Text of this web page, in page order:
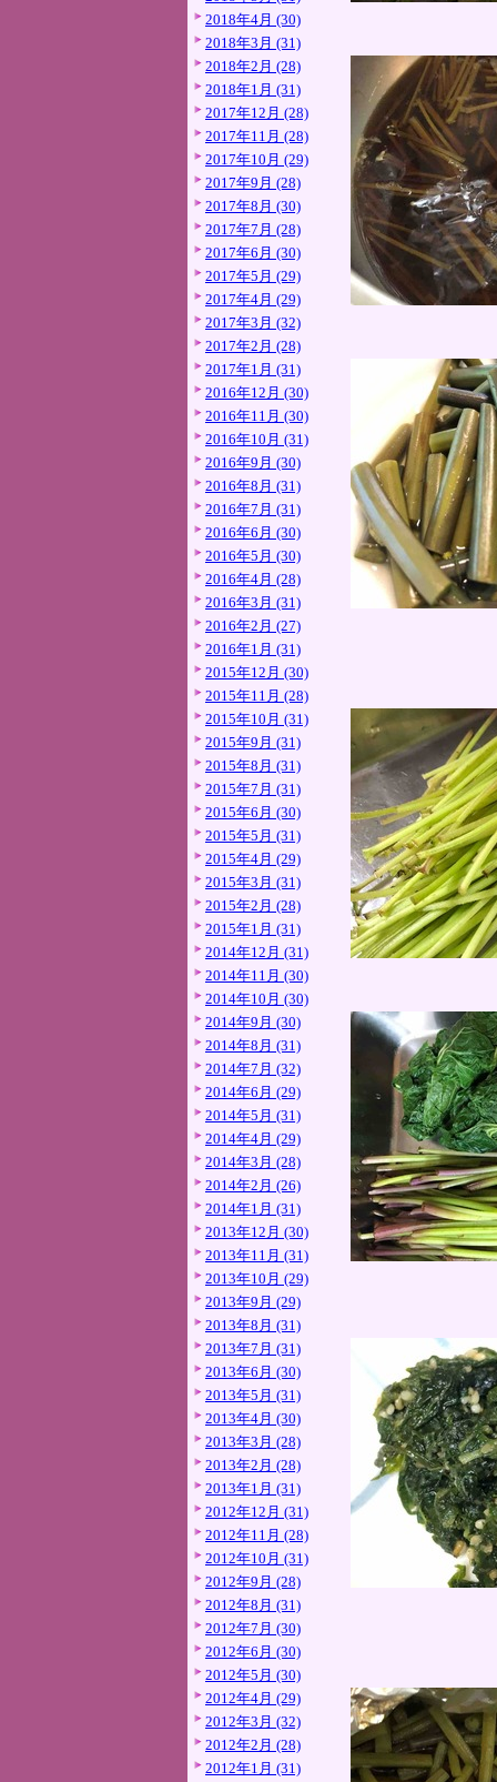
2018年4月 (30)
2018年3月 (31)
2018年2月 (28)
2018年1月 (31)
2017年12月 (28)
2017年11月 (28)
2017年10月 (29)
2017年9月 (28)
2017年8月 (30)
2017年7月 (28)
2017年6月 (30)
2017年5月 (29)
2017年4月 (29)
2017年3月 (32)
2017年2月 (28)
2017年1月 (31)
2016年12月 (30)
2016年11月 (30)
2016年10月 (31)
2016年9月 (30)
2016年8月 (31)
2016年7月 (31)
2016年6月 (30)
2016年5月 (30)
2016年4月 (28)
2016年3月 (31)
2016年2月 (27)
2016年1月 (31)
2015年12月 (30)
2015年11月 (28)
2015年10月 (31)
2015年9月 (31)
2015年8月 (31)
2015年7月 (31)
2015年6月 (30)
2015年5月 (31)
2015年4月 (29)
2015年3月 (31)
2015年2月 (28)
2015年1月 (31)
2014年12月 (31)
2014年11月 (30)
2014年10月 (30)
2014年9月 (30)
2014年8月 (31)
2014年7月 (32)
2014年6月 (29)
2014年5月 (31)
2014年4月 (29)
2014年3月 (28)
2014年2月 (26)
2014年1月 (31)
2013年12月 (30)
2013年11月 (31)
2013年10月 (29)
2013年9月 (29)
2013年8月 (31)
2013年7月 (31)
2013年6月 (30)
2013年5月 (31)
2013年4月 (30)
2013年3月 (28)
2013年2月 (28)
2013年1月 (31)
2012年12月 (31)
2012年11月 (28)
2012年10月 (31)
2012年9月 (28)
2012年8月 (31)
2012年7月 (30)
2012年6月 (30)
2012年5月 (30)
2012年4月 (29)
2012年3月 (32)
2012年2月 (28)
2012年1月 (31)